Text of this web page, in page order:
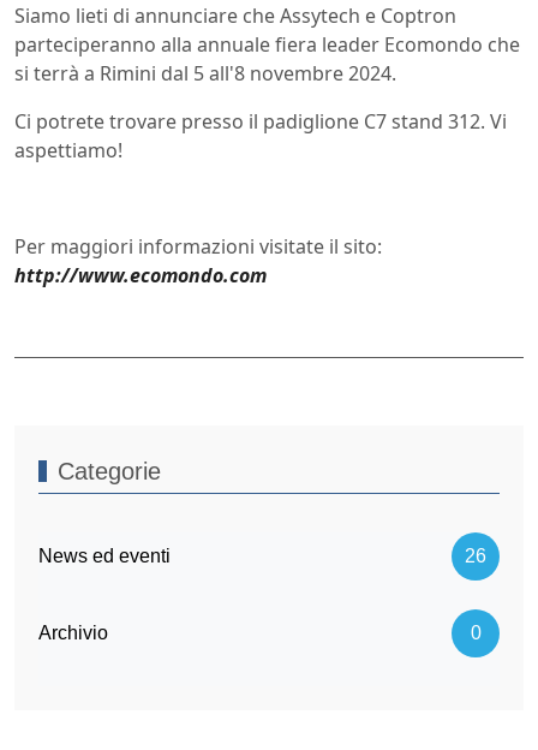
Siamo lieti di annunciare che Assytech e Coptron
parteciperanno alla annuale fiera leader Ecomondo che
si terrà a Rimini dal 5 all'8 novembre 2024.
Ci potrete trovare presso il padiglione C7 stand 312. Vi
aspettiamo!
Per maggiori informazioni visitate il sito:
http://www.ecomondo.com
Categorie
News ed eventi 26
Archivio 0